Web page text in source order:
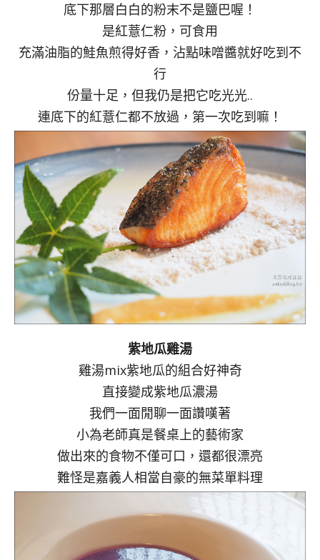
底下那層白白的粉末不是鹽巴喔！
是紅薏仁粉，可食用
充滿油脂的鮭魚煎得好香，沾點味噌醬就好吃到不
行
份量十足，但我仍是把它吃光光..
連底下的紅薏仁都不放過，第一次吃到嘛！
紫地瓜雞湯
雞湯mix紫地瓜的組合好神奇
直接變成紫地瓜濃湯
我們一面閒聊一面讚嘆著
小為老師真是餐桌上的藝術家
做出來的食物不僅可口，還都很漂亮
難怪是嘉義人相當自豪的無菜單料理